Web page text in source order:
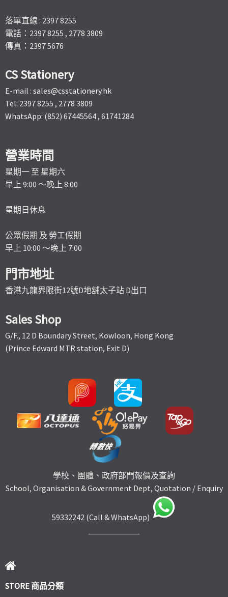
落單直線 : 2397 8255
電話：2397 8255 , 2778 3809
傳真：2397 5676
CS Stationery
E-mail : sales@csstationery.hk
Tel: 2397 8255 , 2778 3809
WhatsApp: (852) 67445564 , 61741284
營業時間
星期一 至 星期六
早上 9:00 ～晚上 8:00
星期日休息
公眾假期 及 勞工假期
早上 10:00 ～晚上 7:00
門市地址
香港九龍界限街12號D地舖太子站 D出口
Sales Shop
G/F., 12 D Boundary Street, Kowloon, Hong Kong
(Prince Edward MTR station, Exit D)
學校、團體、政府部門報價及查詢
School, Organisation & Government Dept, Quotation / Enquiry
59332242 (Call & WhatsApp)
STORE 商品分類